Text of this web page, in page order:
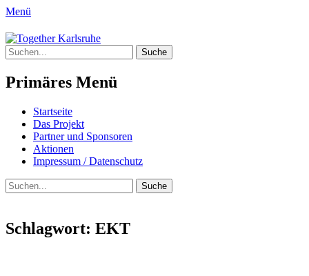
Menü
Together Karlsruhe
Integration von jungen Menschen mit
Fluchterfahrung und
Migrationshintergrund
Suche
nach:
Primäres Menü
Springe
zum
Inhalt
Startseite
Das Projekt
Partner und Sponsoren
Aktionen
Impressum / Datenschutz
Suchen
Suche
nach:
Schlagwort: EKT